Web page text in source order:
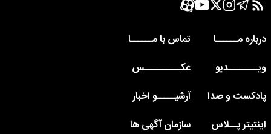
درباره مــــــا
تماس با مــــــا
ویــــــــدیو
عکــــــــــس
پادکست و صدا
آرشیـــــو اخبار
اینتیتر پــلاس
سازمان آگهی ها